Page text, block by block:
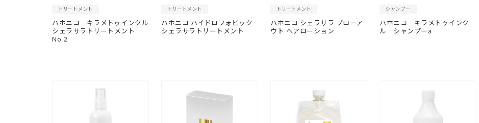
トリートメント
ハホニコ キラメトゥインクル
シェラサラトリートメント
No.2
トリートメント
ハホニコ ハイドロフォビック
シェラサラトリートメント
トリートメント
ハホニコ シェラサラ ブローア
ウト ヘアローション
シャンプー
ハホニコ キラメトゥインク
ル シャンプーa